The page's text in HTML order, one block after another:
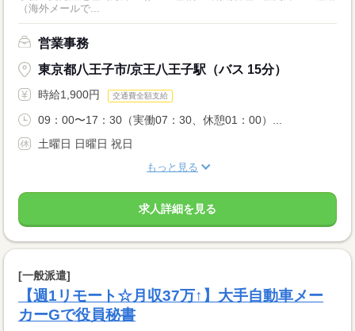
（海外メールで...
営業事務
東京都八王子市/京王八王子駅（バス 15分）
時給1,900円 交通費全額支給
09：00〜17：30（実働07：30、休憩01：00）...
土曜日 日曜日 祝日
もっと見る
求人詳細を見る
[一般派遣]
【週1リモート☆月収37万↑】大手自動車メー
カーGで役員秘書